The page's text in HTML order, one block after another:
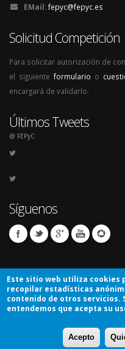
EMail:fepyc@fepyc.es
Solicitud Competición
Para solicitar autorización de
el siguiente formulario o
encargará de validarlo.
Últimos Tweets
@ FEPyC
Síguenos
© Copyright 2026.
Este sitio web utiliza cookies
recopilar estadísticas
contenido de otros servicios.
entendemos que acepta su
Acepto